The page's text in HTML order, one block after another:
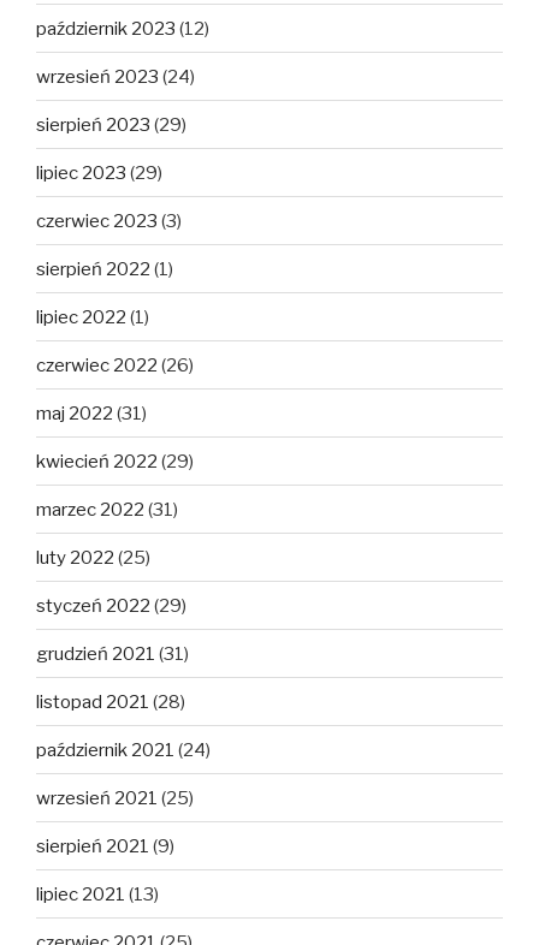
październik 2023 (12)
wrzesień 2023 (24)
sierpień 2023 (29)
lipiec 2023 (29)
czerwiec 2023 (3)
sierpień 2022 (1)
lipiec 2022 (1)
czerwiec 2022 (26)
maj 2022 (31)
kwiecień 2022 (29)
marzec 2022 (31)
luty 2022 (25)
styczeń 2022 (29)
grudzień 2021 (31)
listopad 2021 (28)
październik 2021 (24)
wrzesień 2021 (25)
sierpień 2021 (9)
lipiec 2021 (13)